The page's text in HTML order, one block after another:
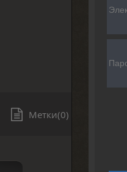
Метки(0)